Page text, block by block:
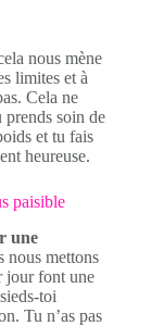
nous mène
limites et à
Cela ne
prends soin de
et tu fais
heureuse.
paisible
une
nous mettons
jour font une
toi
Tu n’as pas